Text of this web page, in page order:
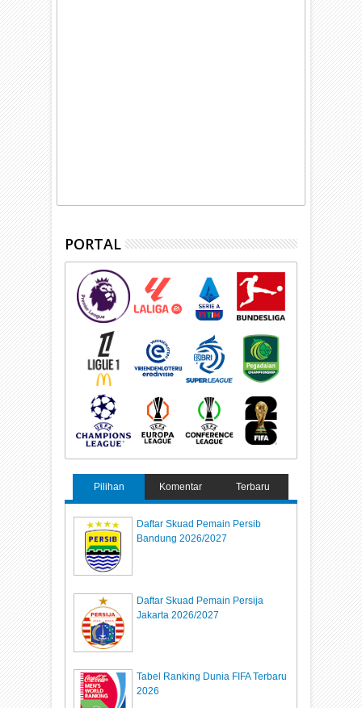
PORTAL
Pilihan Komentar Terbaru
Daftar Skuad Pemain Persib
Bandung 2026/2027
Daftar Skuad Pemain Persija
Jakarta 2026/2027
Tabel Ranking Dunia FIFA Terbaru
2026